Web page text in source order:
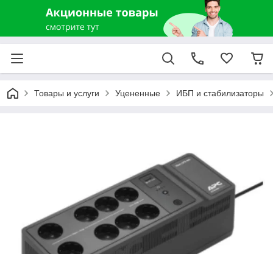
Товары и услуги Уцененные ИБП и стабилизаторы